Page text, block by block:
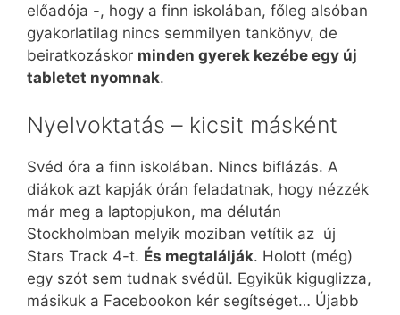
előadója -, hogy a finn iskolában, főleg alsóban
gyakorlatilag nincs semmilyen tankönyv, de
beiratkozáskor minden gyerek kezébe egy új
tabletet nyomnak.
Nyelvoktatás – kicsit másként
Svéd óra a finn iskolában. Nincs biflázás. A
diákok azt kapják órán feladatnak, hogy nézzék
már meg a laptopjukon, ma délután
Stockholmban melyik moziban vetítik az új
Stars Track 4-t. És megtalálják. Holott (még)
egy szót sem tudnak svédül. Egyikük kiguglizza,
másikuk a Facebookon kér segítséget… Újabb